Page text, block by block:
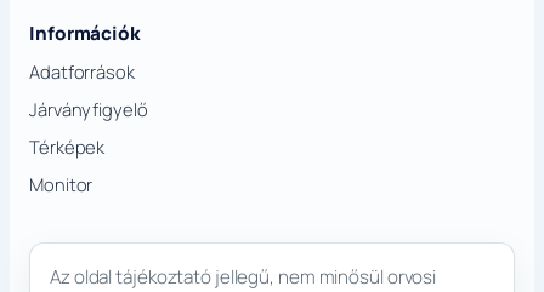
Információk
Adatforrások
Járványfigyelő
Térképek
Monitor
Az oldal tájékoztató jellegű, nem minősül orvosi